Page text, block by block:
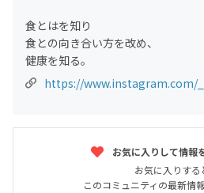
食とはを知り
食との向き合い方を改め、
健康を知る。
https://www.instagram.com/
お気に入りして情報
お気に入りする
このコミュニティの最新情